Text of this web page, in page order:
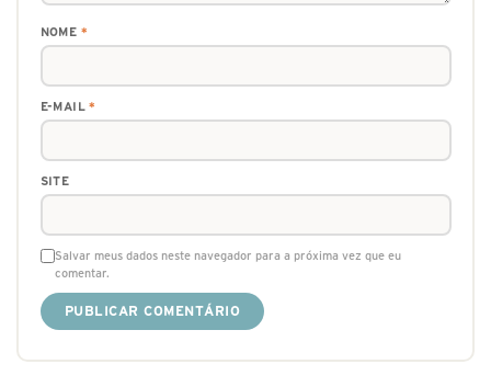
NOME *
E-MAIL*
SITE
Salvar meus dados neste navegador para a próxima vez que eu
comentar.